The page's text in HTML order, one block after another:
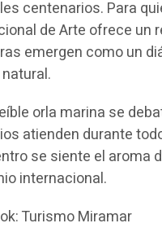
centenarios. Para
de Arte ofrece un
emergen como un
orla marina se
atienden durante
se siente el aroma
internacional.
Turismo Miramar